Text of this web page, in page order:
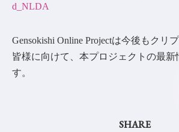
d_NLDA
Gensokishi Online Projectは今後もクリ
皆様に向けて、本プロジェクトの最新
す。
SHARE